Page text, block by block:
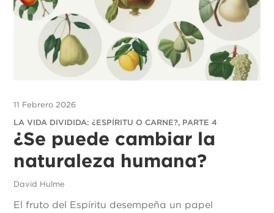
11 Febrero 2026
LA VIDA DIVIDIDA: ¿ESPÍRITU O CARNE?, PARTE 4
¿Se puede cambiar la
naturaleza humana?
David Hulme
El fruto del Espíritu desempeña un papel